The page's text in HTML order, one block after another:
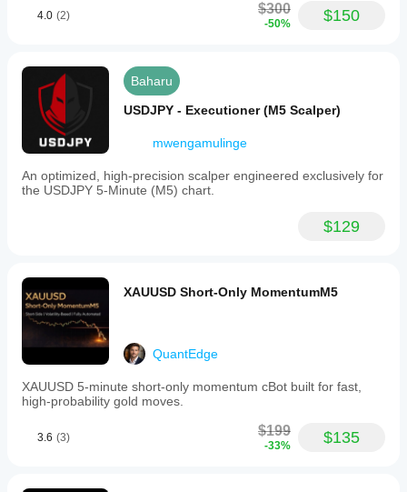
4.0 (2) $300
-50% $150
Baharu
USDJPY - Executioner (M5 Scalper)
mwengamulinge
An optimized, high-precision scalper engineered exclusively for
the USDJPY 5-Minute (M5) chart.
$129
XAUUSD Short-Only MomentumM5
QuantEdge
XAUUSD 5-minute short-only momentum cBot built for fast,
high-probability gold moves.
3.6 (3) $199
-33% $135